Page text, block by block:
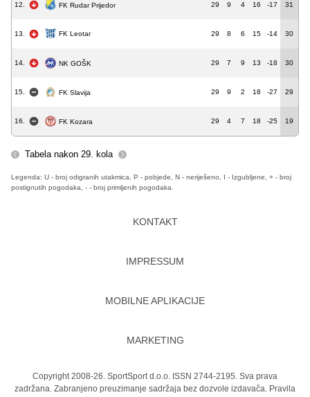
12. FK Rudar Prijedor 29 9 4 16 -17 31
13. FK Leotar 29 8 6 15 -14 30
14. NK GOŠK 29 7 9 13 -18 30
15. FK Slavija 29 9 2 18 -27 29
16. FK Kozara 29 4 7 18 -25 19
Tabela nakon 29. kola
Legenda: U - broj odigranih utakmica, P - pobjede, N - neriješeno, I - Izgubljene, + - broj
postignutih pogodaka, - - broj primljenih pogodaka.
KONTAKT
IMPRESSUM
MOBILNE APLIKACIJE
MARKETING
Copyright 2008-26. SportSport d.o.o. ISSN 2744-2195. Sva prava
zadržana. Zabranjeno preuzimanje sadržaja bez dozvole izdavača. Pravila